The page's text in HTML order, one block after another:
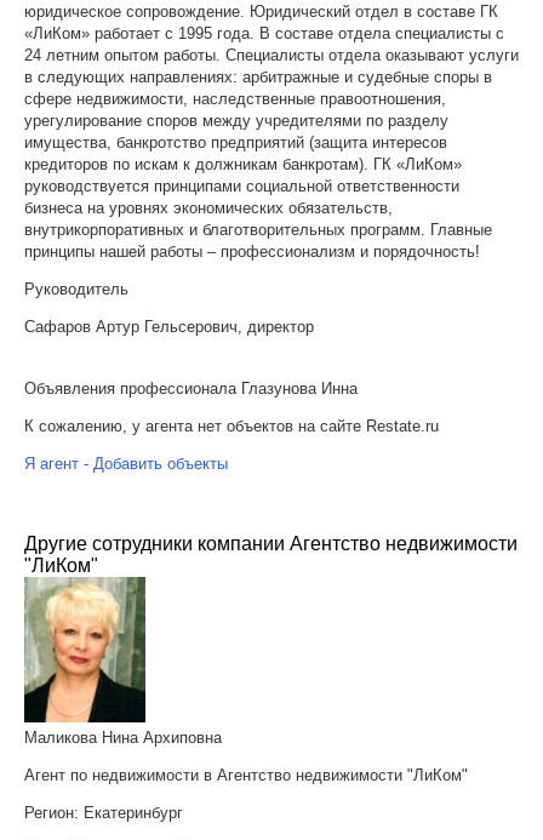
юридическое сопровождение. Юридический отдел в составе ГК
«ЛиКом» работает с 1995 года. В составе отдела специалисты с
24 летним опытом работы. Специалисты отдела оказывают услуги
в следующих направлениях: арбитражные и судебные споры в
сфере недвижимости, наследственные правоотношения,
урегулирование споров между учредителями по разделу
имущества, банкротство предприятий (защита интересов
кредиторов по искам к должникам банкротам). ГК «ЛиКом»
руководствуется принципами социальной ответственности
бизнеса на уровнях экономических обязательств,
внутрикорпоративных и благотворительных программ. Главные
принципы нашей работы – профессионализм и порядочность!
Руководитель
Сафаров Артур Гельсерович, директор
Объявления профессионала Глазунова Инна
К сожалению, у агента нет объектов на сайте Restate.ru
Я агент - Добавить объекты
Другие сотрудники компании Агентство недвижимости
"ЛиКом"
Маликова Нина Архиповна
Агент по недвижимости в Агентство недвижимости "ЛиКом"
Регион: Екатеринбург